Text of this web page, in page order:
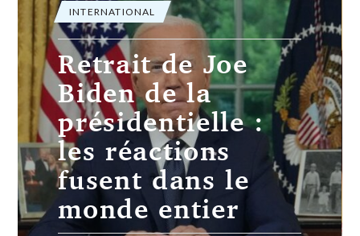
INTERNATIONAL
Retrait de Joe
Biden de la
présidentielle :
les réactions
fusent dans le
monde entier